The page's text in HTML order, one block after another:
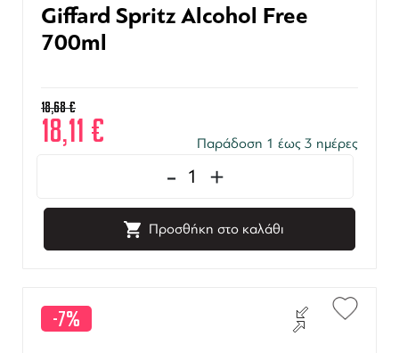
Giffard Spritz Alcohol Free
700ml
18,68€
18,11 € Παράδοση 1 έως 3 ημέρες
- +
Προσθήκη στο καλάθι
-7%